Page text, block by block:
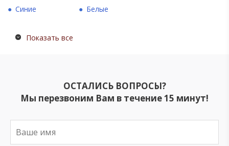
Синие
Белые
Показать все
ОСТАЛИСЬ ВОПРОСЫ?
Мы перезвоним Вам в течение 15 минут!